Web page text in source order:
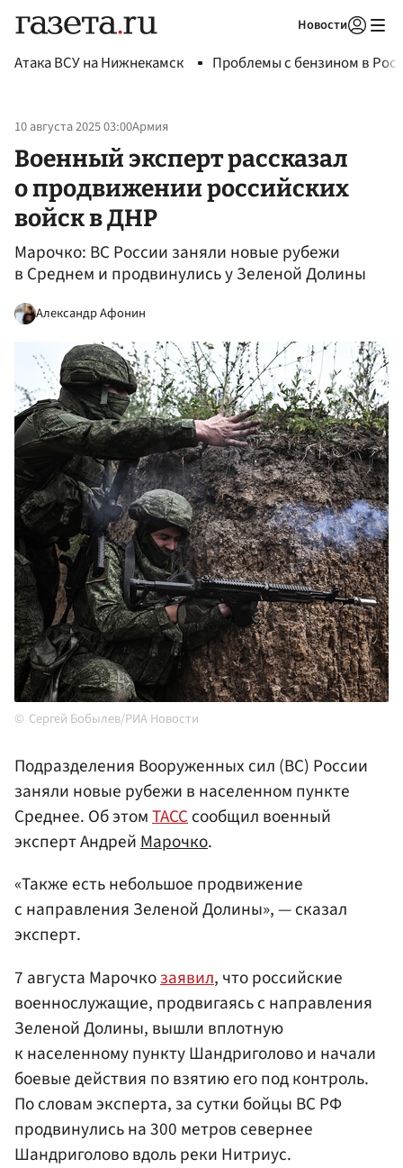
Новости
Атака ВСУ на Нижнекамск Проблемы с бензином в
10 августа 2025 03:00Армия
Военный эксперт рассказал
о продвижении российских
войск в ДНР
Марочко: ВС России заняли новые рубежи
в Среднем и продвинулись у Зеленой Долины
Александр Афонин
Сергей Бобылев/РИА Новости
Подразделения Вооруженных сил (ВС) России
заняли новые рубежи в населенном пункте
Среднее. Об этомТАССсообщил военный
эксперт АндрейМарочко.
«Также есть небольшое продвижение
с направления Зеленой Долины», — сказал
эксперт.
7 августа Марочкозаявил, что российские
военнослужащие, продвигаясь с направления
Зеленой Долины, вышли вплотную
к населенному пункту Шандриголово и начали
боевые действия по взятию его под контроль.
По словам эксперта, за сутки бойцы ВС РФ
продвинулись на 300 метров севернее
Шандриголово вдоль реки Нитриус.